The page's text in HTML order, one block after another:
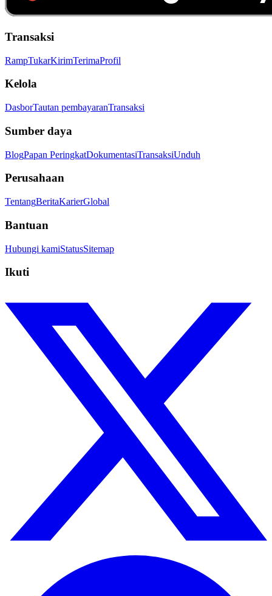
Transaksi
RampTukarKirimTerimaProfil
Kelola
DasborTautan pembayaranTransaksi
Sumber daya
BlogPapan PeringkatDokumentasiTransaksiUnduh
Perusahaan
TentangBeritaKarierGlobal
Bantuan
Hubungi kamiStatusSitemap
Ikuti